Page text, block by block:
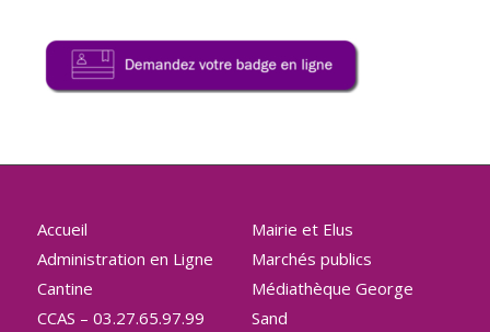
Accueil
Administration en Ligne
Cantine
CCAS – 03.27.65.97.99
Mairie et Elus
Marchés publics
Médiathèque George
Sand